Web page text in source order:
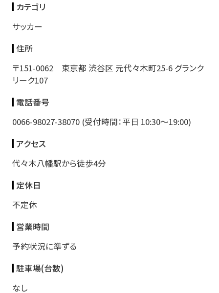
カテゴリ
サッカー
住所
〒151-0062 東京都 渋谷区 元代々木町25-6 グランク
リーク107
電話番号
0066-98027-38070 (受付時間：平日 10:30～19:00)
アクセス
代々木八幡駅から徒歩4分
定休日
不定休
営業時間
予約状況に準ずる
駐車場(台数)
なし